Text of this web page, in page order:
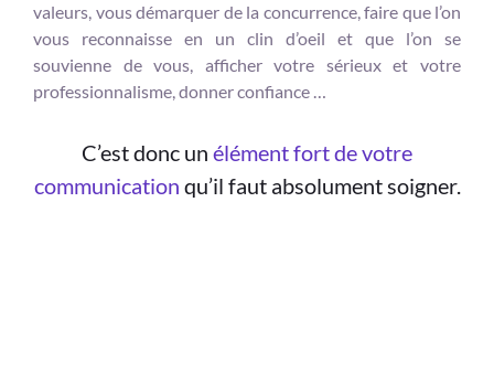
valeurs, vous démarquer de la concurrence, faire que l’on
vous reconnaisse en un clin d’oeil et que l’on se
souvienne de vous, afficher votre sérieux et votre
professionnalisme, donner confiance …
C’est donc un élément fort de votre
communication qu’il faut absolument soigner.
3